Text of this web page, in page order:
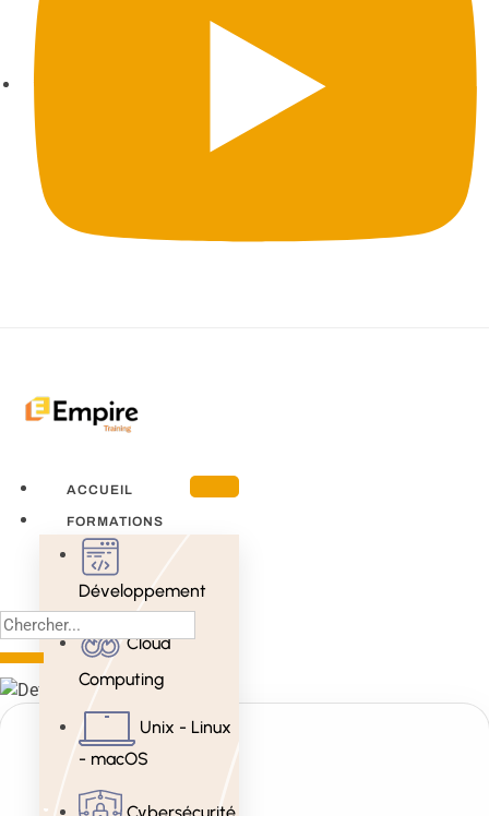
ACCUEIL
FORMATIONS
Développement
Cloud
Computing
Unix - Linux
- macOS